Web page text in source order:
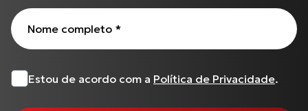
Nome completo *
Estou de acordo com a Política de Privacidade.